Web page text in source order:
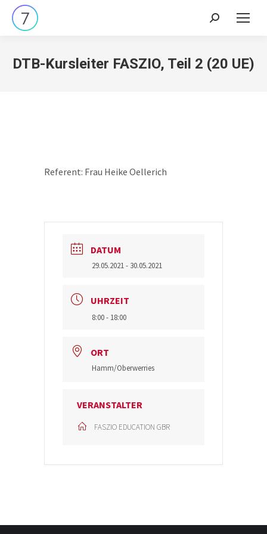
Search:
DTB-Kursleiter FASZIO, Teil 2 (20 UE)
Referent: Frau Heike Oellerich
DATUM
29.05.2021- 30.05.2021
UHRZEIT
8:00 - 18:00
ORT
Hamm/Oberwerries
VERANSTALTER
FASZIO EDUCATION GBR